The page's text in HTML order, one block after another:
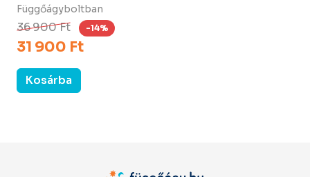
Függőágyboltban
36 900 Ft -14%
31 900 Ft
Kosárba